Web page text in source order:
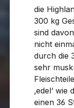
die
300 kg
sind
nicht
durch die
sehr
‚edel‘
einen 36